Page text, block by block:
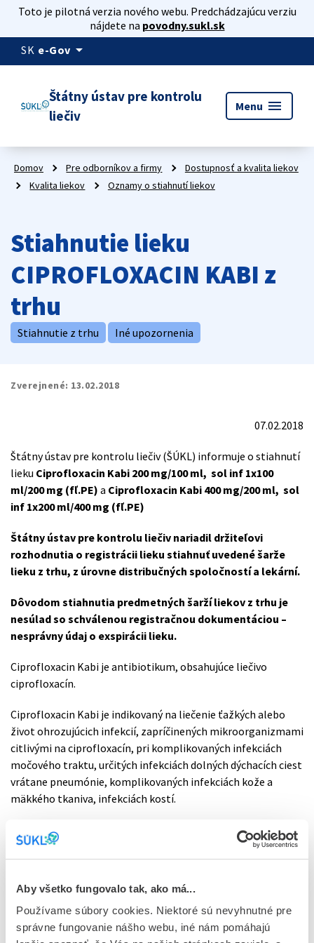
Aby všetko fungovalo tak, ako má...
Používame súbory cookies. Niektoré sú nevyhnutné pre
správne fungovanie nášho webu, iné nám pomáhajú
Toto je pilotná verzia nového webu. Predchádzajúcu verziu
nájdete na povodny.sukl.sk
SK e-Gov arrow_drop_down
Štátny ústav pre kontrolu
liečiv
Menu menu
Domov Pre odborníkov a firmy
Dostupnosť a kvalita liekov
Kvalita liekov
Oznamy o stiahnutí liekov
Stiahnutie lieku
CIPROFLOXACIN KABI z
trhu
Stiahnutie z trhu Iné upozornenia
Zverejnené: 13.02.2018
07.02.2018
Štátny ústav pre kontrolu liečiv (ŠÚKL) informuje o stiahnutí
lieku Ciprofloxacin Kabi 200 mg/100 ml, sol inf 1x100
ml/200 mg (fľ.PE) a Ciprofloxacin Kabi 400 mg/200 ml, sol
inf 1x200 ml/400 mg (fľ.PE)
Štátny ústav pre kontrolu liečiv nariadil držiteľovi
rozhodnutia o registrácii lieku stiahnuť uvedené šarže
lieku z trhu, z úrovne distribučných spoločností a lekární.
Dôvodom stiahnutia predmetných šarží liekov z trhu je
nesúlad so schválenou registračnou dokumentáciou –
nesprávny údaj o exspirácii lieku.
Ciprofloxacin Kabi je antibiotikum, obsahujúce liečivo
ciprofloxacín.
Ciprofloxacin Kabi je indikovaný na liečenie ťažkých alebo
život ohrozujúcich infekcií, zapríčinených mikroorganizmami
citlivými na ciprofloxacín, pri komplikovaných infekciách
močového traktu, určitých infekciách dolných dýchacích ciest
vrátane pneumónie, komplikovaných infekciách kože a
mäkkého tkaniva, infekciách kostí.
Ciprofloxacin Kabi sa tiež používa na liečenie akútnych
infekcií dolných dýchacích ciest spôsobených
mikroorganizmom Pseudomonas aeruginosa u detí a
nazývanou mukoviscidóza).
Dostupnosť liečby pre pacientov týmto rozhodnutím